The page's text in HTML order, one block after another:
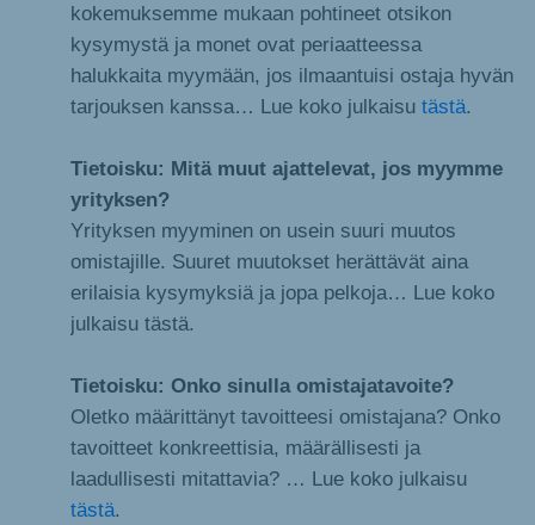
kokemuksemme mukaan pohtineet otsikon
kysymystä ja monet ovat periaatteessa
halukkaita myymään, jos ilmaantuisi ostaja hyvän
tarjouksen kanssa… Lue koko julkaisu tästä
Tietoisku: Mitä muut ajattelevat, jos myymme
yrityksen?
Yrityksen myyminen on usein suuri muutos
omistajille. Suuret muutokset herättävät aina
erilaisia kysymyksiä ja jopa pelkoja… Lue koko
julkaisu tästä.
Tietoisku: Onko sinulla omistajatavoite?
Oletko määrittänyt tavoitteesi omistajana? Onko
tavoitteet konkreettisia, määrällisesti ja
laadullisesti mitattavia? … Lue koko julkaisu
tästä.